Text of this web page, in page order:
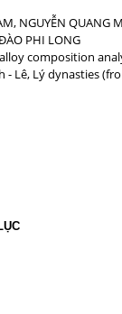
NGUYỄN QUANG
PHI LONG
composition
- Lê, Lý dynasties